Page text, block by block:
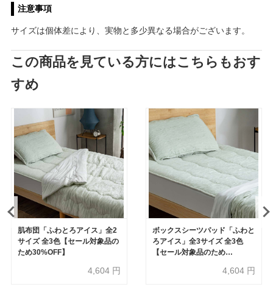
注意事項
サイズは個体差により、実物と多少異なる場合がございます。
この商品を見ている方にはこちらもおす
すめ
肌布団「ふわとろアイス」全2
サイズ 全3色【セール対象品の
ため30%OFF】
4,604 円
ボックスシーツパッド「ふわと
ろアイス」全3サイズ 全3色
【セール対象品のため
4,604 円